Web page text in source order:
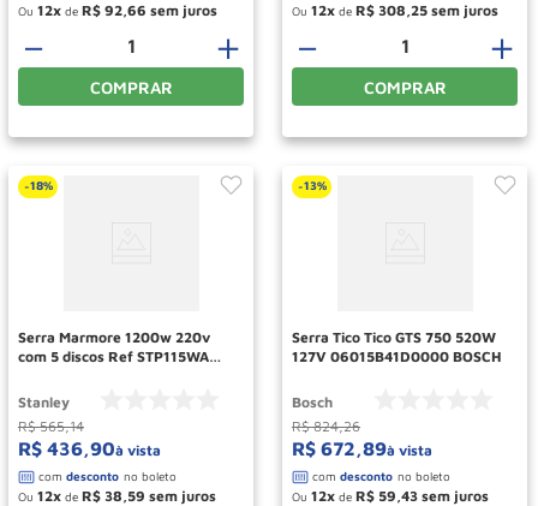
Ou 12 de R$ 92 66
＋
－
COMPRAR
Ou 12 de R$ 308 25
＋
－
COMPRAR
-18%
Serra Marmore 1200w 220v
com 5 discos Ref STP115WA
Stanley
R$ 565,14
R$ 436,90à vista
Ou 12 de R$ 38 59
-13%
Serra Tico Tico GTS 750 520W
127V 06015B41D0000 BOSCH
Bosch
R$ 824,26
R$ 672,89à vista
Ou 12 de R$ 59 43